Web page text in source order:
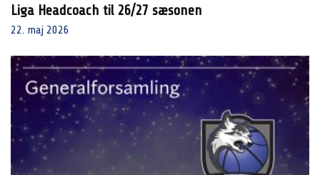
Liga Headcoach til 26/27 sæsonen
22. maj 2026